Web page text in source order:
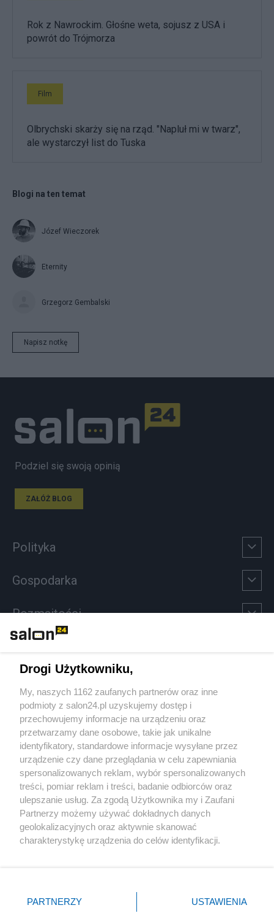
Rok z Nawrockim. Głośne weta, sojusz z USA i
powrót do Trójmorza
Film
Olbrychski skarży się na rząd. "Napluł mi w twarz",
ale wystarczył list do Tuska
Blogi na ten temat
Józef Wieczorek
Eternity
Grzegorz Gembalski
Napisz notkę
Podziel się swoją opinią
ZAŁÓŻ BLOG
Polityka
Gospodarka
Rozmaitości
Sport
Społeczeństwo
Kultura
X Facebook Instagram Youtube
Drogi Użytkowniku,
My, naszych 1162 zaufanych partnerów oraz inne
podmioty z salon24.pl uzyskujemy dostęp i
przechowujemy informacje na urządzeniu oraz
przetwarzamy dane osobowe, takie jak unikalne
identyfikatory, standardowe informacje wysyłane przez
urządzenie czy dane przeglądania w celu zapewniania
spersonalizowanych reklam, wybór spersonalizowanych
treści, pomiar reklam i treści, badanie odbiorców oraz
ulepszanie usług. Za zgodą Użytkownika my i Zaufani
Partnerzy możemy używać dokładnych danych
geolokalizacyjnych oraz aktywnie skanować
charakterystykę urządzenia do celów identyfikacji.
zmienić/wycofać klikając przycisk ustawień prywatności
znajdujący się w lewym dolnym rogu strony
PARTNERZY USTAWIENIA